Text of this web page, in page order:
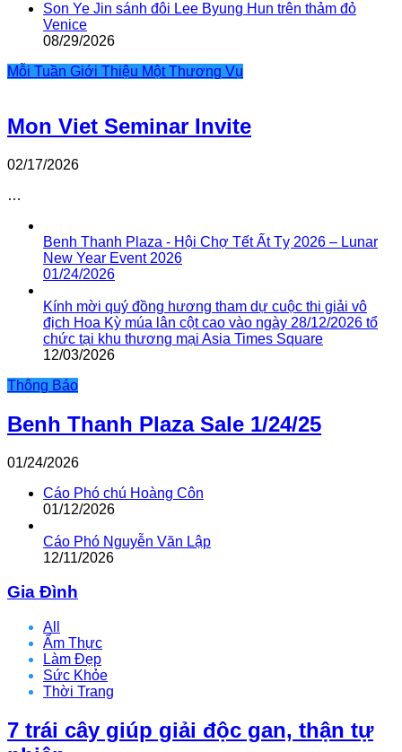
Son Ye Jin sánh đôi Lee Byung Hun trên thảm đỏ
Venice
08/29/2026
Mỗi Tuần Giới Thiệu Một Thương Vụ
Mon Viet Seminar Invite
02/17/2026
…
Benh Thanh Plaza - Hội Chợ Tết Ất Tỵ 2026 – Lunar
New Year Event 2026
01/24/2026
Kính mời quý đồng hương tham dự cuộc thi giải vô
địch Hoa Kỳ múa lân cột cao vào ngày 28/12/2026 tổ
chức tại khu thương mại Asia Times Square
12/03/2026
Thông Báo
Benh Thanh Plaza Sale 1/24/25
01/24/2026
Cáo Phó chú Hoàng Côn
01/12/2026
Cáo Phó Nguyễn Văn Lập
12/11/2026
Gia Đình
All
Ẩm Thực
Làm Đẹp
Sức Khỏe
Thời Trang
7 trái cây giúp giải độc gan, thận tự